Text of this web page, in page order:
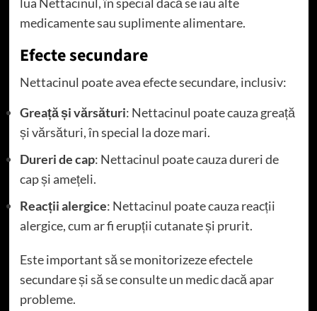
medicamente sau suplimente alimentare.
Efecte secundare
Nettacinul poate avea efecte secundare, inclusiv:
Greață și vărsături: Nettacinul poate cauza greață
și vărsături, în special la doze mari.
Dureri de cap: Nettacinul poate cauza dureri de
cap și amețeli.
Reacții alergice: Nettacinul poate cauza reacții
alergice, cum ar fi erupții cutanate și prurit.
Este important să se monitorizeze efectele
secundare și să se consulte un medic dacă apar
probleme.